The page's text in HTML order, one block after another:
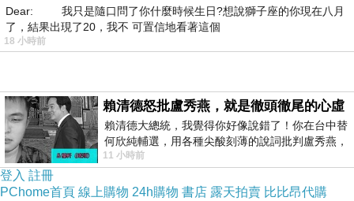
商品訊息功能:
Wi-Fi 無線傳輸照片/NFC 技術
Dear: 我只是隨口問了你什麼時候生日?想說獅子座的你現在八月
了，結果出現了20，我不 可置信地看著這個
18 小時前
賴清德怒批盧秀燕，就是徹頭徹尾的心虛
賴清德大總統，我覺得你好像說錯了！你在台中替
何欣純輔選，用各種尖酸刻薄的說詞批判盧秀燕，
罵她施政滿意度輸給陳其邁，甚至還說盧
11 小時前
登入 註冊
PChome首頁 線上購物 24h購物 書店 露天拍賣 比比昂代購